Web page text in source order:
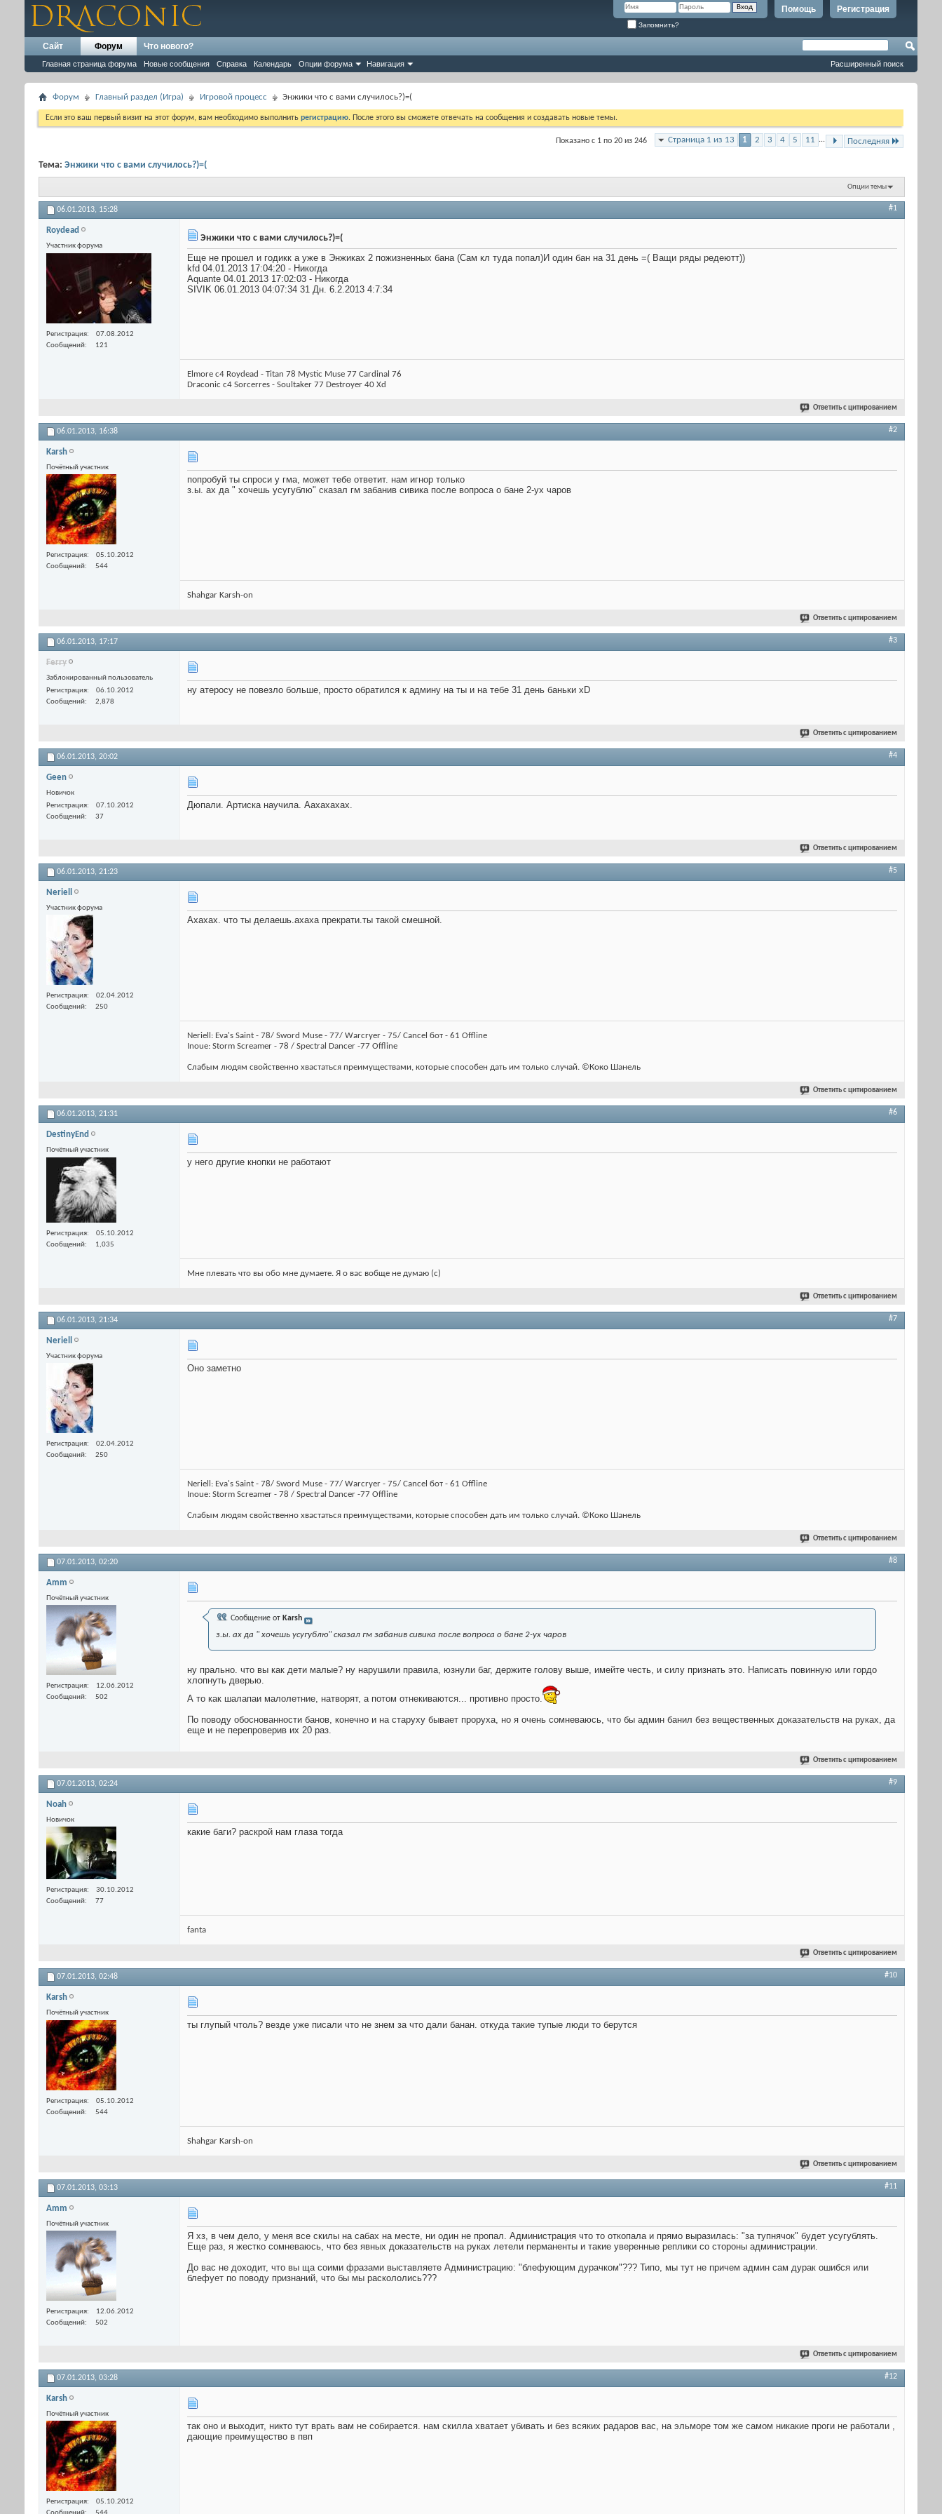
Регистрация
Помощь
Запомнить?
Сайт Форум
Главная страница форума Новые сообщения Справка Календарь Опции форума Навигация
Что нового?
Расширенный поиск
Форум Главный раздел (Игра) Игровой процесс Энжики что с вами случилось?)=(
Если это ваш первый визит на этот форум, вам необходимо выполнить регистрацию. После этого вы сможете отвечать на сообщения и создавать новые темы.
Страница 1 из 13 1 2 3 4 5 11 ... Последняя
Показано с 1 по 20 из 246
Тема: Энжики что с вами случилось?)=(
Опции темы
06.01.2013, 15:28 #1
Roydead
Участник форума
Регистрация
07.08.2012
Сообщений
121
Энжики что с вами случилось?)=(
Еще не прошел и годикк а уже в Энжиках 2 пожизненных бана (Сам кл туда попал)И один бан на 31 день =( Ващи ряды редеютт))
kfd 04.01.2013 17:04:20 - Никогда
Aquante 04.01.2013 17:02:03 - Никогда
SIVIK 06.01.2013 04:07:34 31 Дн. 6.2.2013 4:7:34
Elmore c4 Roydead - Titan 78 Mystic Muse 77 Cardinal 76
Draconic c4 Sorcerres - Soultaker 77 Destroyer 40 Xd
Ответить с цитированием
06.01.2013, 16:38 #2
Karsh
Почётный участник
Регистрация
05.10.2012
Сообщений
544
попробуй ты спроси у гма, может тебе ответит. нам игнор только
з.ы. ах да " хочешь усугублю" сказал гм забанив сивика после вопроса о бане 2-ух чаров
Shahgar Karsh-on
Ответить с цитированием
06.01.2013, 17:17 #3
Ferry
Заблокированный пользователь
Регистрация
06.10.2012
Сообщений
2,878
ну атеросу не повезло больше, просто обратился к админу на ты и на тебе 31 день баньки xD
Ответить с цитированием
06.01.2013, 20:02 #4
Geen
Новичок
Регистрация
07.10.2012
Сообщений
37
Дюпали. Артиска научила. Аахахахах.
Ответить с цитированием
06.01.2013, 21:23 #5
Neriell
Участник форума
Регистрация
02.04.2012
Сообщений
250
Ахахах. что ты делаешь.ахаха прекрати.ты такой смешной.
Neriell: Eva's Saint - 78/ Sword Muse - 77/ Warcryer - 75/ Cancel бот - 61 Offline
Inoue: Storm Screamer - 78 / Spectral Dancer -77 Offline
Слабым людям свойственно хвастаться преимуществами, которые способен дать им только случай. ©Коко Шанель
Ответить с цитированием
06.01.2013, 21:31 #6
DestinyEnd
Почётный участник
Регистрация
05.10.2012
Сообщений
1,035
у него другие кнопки не работают
Мне плевать что вы обо мне думаете. Я о вас вобще не думаю (с)
Ответить с цитированием
06.01.2013, 21:34 #7
Neriell
Участник форума
Регистрация
02.04.2012
Сообщений
250
Оно заметно
Neriell: Eva's Saint - 78/ Sword Muse - 77/ Warcryer - 75/ Cancel бот - 61 Offline
Inoue: Storm Screamer - 78 / Spectral Dancer -77 Offline
Слабым людям свойственно хвастаться преимуществами, которые способен дать им только случай. ©Коко Шанель
Ответить с цитированием
07.01.2013, 02:20 #8
Amm
Почётный участник
Регистрация
12.06.2012
Сообщений
502
Сообщение от Karsh
з.ы. ах да " хочешь усугублю" сказал гм забанив сивика после вопроса о бане 2-ух чаров
ну прально. что вы как дети малые? ну нарушили правила, юзнули баг, держите голову выше, имейте честь, и силу признать это. Написать повинную или гордо
хлопнуть дверью.
А то как шалапаи малолетние, натворят, а потом отнекиваются... противно просто.
По поводу обоснованности банов, конечно и на старуху бывает проруха, но я очень сомневаюсь, что бы админ банил без вещественных доказательств на руках, да
еще и не перепроверив их 20 раз.
Ответить с цитированием
07.01.2013, 02:24 #9
Noah
Новичок
Регистрация
30.10.2012
Сообщений
77
какие баги? раскрой нам глаза тогда
fanta
Ответить с цитированием
07.01.2013, 02:48 #10
Karsh
Почётный участник
Регистрация
05.10.2012
Сообщений
544
ты глупый чтоль? везде уже писали что не знем за что дали банан. откуда такие тупые люди то берутся
Shahgar Karsh-on
Ответить с цитированием
07.01.2013, 03:13 #11
Amm
Почётный участник
Регистрация
12.06.2012
Сообщений
502
Я хз, в чем дело, у меня все скилы на сабах на месте, ни один не пропал. Администрация что то откопала и прямо выразилась: "за тупнячок" будет усугублять.
Еще раз, я жестко сомневаюсь, что без явных доказательств на руках летели перманенты и такие уверенные реплики со стороны администрации.
До вас не доходит, что вы ща соими фразами выставляете Администрацию: "блефующим дурачком"??? Типо, мы тут не причем админ сам дурак ошибся или
блефует по поводу признаний, что бы мы раскололись???
Ответить с цитированием
07.01.2013, 03:28 #12
Karsh
Почётный участник
Регистрация
05.10.2012
так оно и выходит, никто тут врать вам не собирается. нам скилла хватает убивать и без всяких радаров вас, на эльморе том же самом никакие проги не работали ,
дающие преимущество в пвп